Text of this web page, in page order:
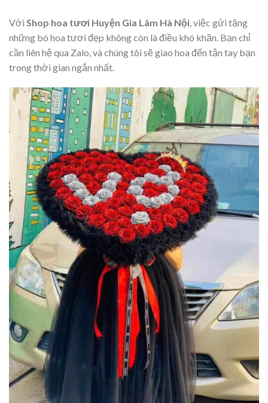
Với Shop hoa tươi Huyện Gia Lâm Hà Nội, việc gửi tặng
những bó hoa tươi đẹp không còn là điều khó khăn. Bạn chỉ
cần liên hệ qua Zalo, và chúng tôi sẽ giao hoa đến tận tay bạn
trong thời gian ngắn nhất.